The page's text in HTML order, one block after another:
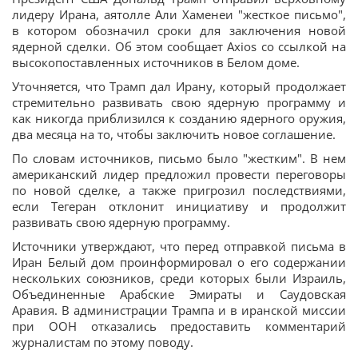
лидеру Ирана, аятолле Али Хаменеи "жесткое письмо",
в котором обозначил сроки для заключения новой
ядерной сделки. Об этом сообщает Axios со ссылкой на
высокопоставленных источников в Белом доме.
Уточняется, что Трамп дал Ирану, который продолжает
стремительно развивать свою ядерную программу и
как никогда приблизился к созданию ядерного оружия,
два месяца на то, чтобы заключить новое соглашение.
По словам источников, письмо было "жестким". В нем
американский лидер предложил провести переговоры
по новой сделке, а также пригрозил последствиями,
если Тегеран отклонит инициативу и продолжит
развивать свою ядерную программу.
Источники утверждают, что перед отправкой письма в
Иран Белый дом проинформировал о его содержании
нескольких союзников, среди которых были Израиль,
Объединенные Арабские Эмираты и Саудовская
Аравия. В администрации Трампа и в иранской миссии
при ООН отказались предоставить комментарий
журналистам по этому поводу.